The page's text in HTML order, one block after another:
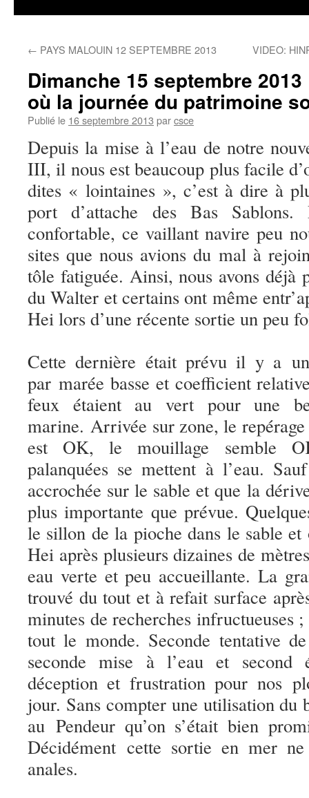
← PAYS MALOUIN 12 SEPTEMBRE 2013 VIDEO:
Dimanche 15 septembre
où la journée du patrimoine
Publié le 16 septembre 2013 parcsce
Depuis la mise à l’eau de notre
III, il nous est beaucoup plus facile
dites « lointaines », c’est à dire à
port d’attache des Bas
confortable, ce vaillant navire peu
sites que nous avions du mal à
tôle fatiguée. Ainsi, nous avons déjà
du Walter et certains ont même
Hei lors d’une récente sortie un peu
Cette dernière était prévu il y a
par marée basse et coefficient
feux étaient au vert pour une
marine. Arrivée sur zone, le repérage
est OK, le mouillage semble
palanquées se mettent à l’eau.
accrochée sur le sable et que la
plus importante que prévue.
le sillon de la pioche dans le sable
Hei après plusieurs dizaines de
eau verte et peu accueillante. La
trouvé du tout et à refait surface
minutes de recherches infructueuses
tout le monde. Seconde tentative
seconde mise à l’eau et second
déception et frustration pour nos
jour. Sans compter une utilisation du
au Pendeur qu’on s’était bien
Décidément cette sortie en mer
anales.